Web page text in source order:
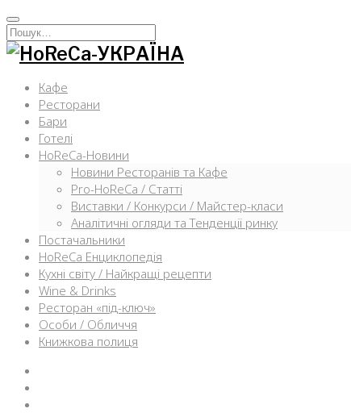
Перейти
к
содержимому
Искать:
Кафе
Ресторани
Бари
Готелі
HoReCa-Новини
Новини Ресторанів та Кафе
Pro-HoReCa / Статті
Виставки / Конкурси / Майстер-класи
Аналітичні огляди та Тенденції ринку
Постачальники
HoReCa Енциклопедія
Кухні світу / Найкращі рецепти
Wine & Drinks
Ресторан «під-ключ»
Особи / Обличчя
Книжкова полиця